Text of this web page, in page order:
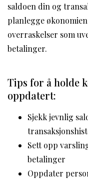
saldoen din og
planlegge
overraskelser som
betalinger.
Tips for å holde
oppdatert:
Sjekk jevnlig
Sett opp
betalinger
Oppdater